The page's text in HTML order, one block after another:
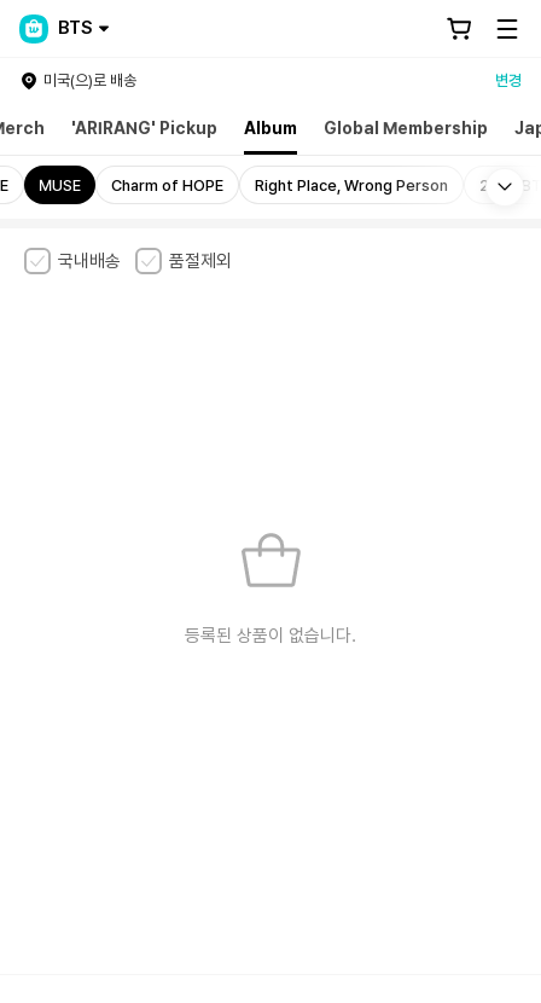
BTS
미국(으)로 배송 변경
'ARIRANG' Pickup Album Global Membership
MUSE Charm of HOPE Right Place, Wrong Person 2025
국내배송 품절제외
등록된 상품이 없습니다.